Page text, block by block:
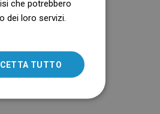
SLOVAK
ROMANIAN
FRENCH
che potrebbero
dei loro servizi.
TUTTO